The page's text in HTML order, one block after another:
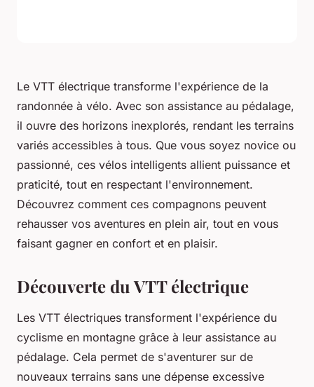
Le VTT électrique transforme l'expérience de la
randonnée à vélo. Avec son assistance au pédalage,
il ouvre des horizons inexplorés, rendant les terrains
variés accessibles à tous. Que vous soyez novice ou
passionné, ces vélos intelligents allient puissance et
praticité, tout en respectant l'environnement.
Découvrez comment ces compagnons peuvent
rehausser vos aventures en plein air, tout en vous
faisant gagner en confort et en plaisir.
Découverte du VTT électrique
Les VTT électriques transforment l'expérience du
cyclisme en montagne grâce à leur assistance au
pédalage. Cela permet de s'aventurer sur de
nouveaux terrains sans une dépense excessive